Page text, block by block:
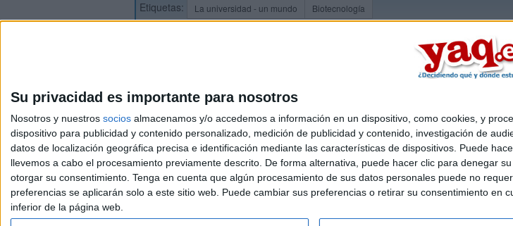
Su privacidad es importante para nosotros
Nosotros y nuestros socios almacenamos y/o accedemos a información en un dispositivo, como cookies, y
dispositivo para publicidad y contenido personalizado, medición de publicidad y contenido, investigación de
datos de localización geográfica precisa e identificación mediante las características de dispositivos. Puede
llevemos a cabo el procesamiento previamente descrito. De forma alternativa, puede hacer clic para denegar
otorgar su consentimiento. Tenga en cuenta que algún procesamiento de sus datos personales puede no
preferencias se aplicarán solo a este sitio web. Puede cambiar sus preferencias o retirar su consentimiento
inferior de la página web.
Etiquetas: La universidad - un mundo Biotecnología
Quiénes somos|Contactar
Aviso legal|Politica de privacidad|
© 2003-2026Compás Mediterráneo S.L.- Diego de León 47 -